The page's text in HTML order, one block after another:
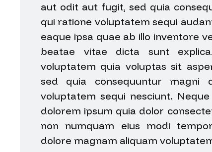
aut odit aut fugit, sed quia
qui ratione voluptatem sequi
eaque ipsa quae ab illo inventore
beatae vitae dicta sunt
voluptatem quia voluptas sit
sed quia consequuntur magni
voluptatem sequi nesciunt.
dolorem ipsum quia dolor
non numquam eius modi
dolore magnam aliquam